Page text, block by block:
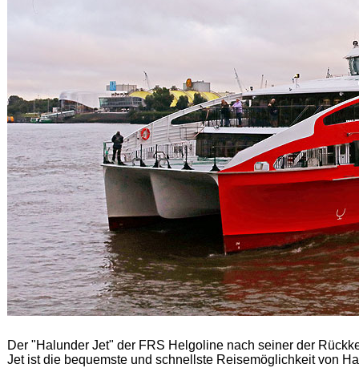
Der "Halunder Jet" der FRS Helgoline nach seiner der
Jet ist die bequemste und schnellste Reisemöglichkeit von